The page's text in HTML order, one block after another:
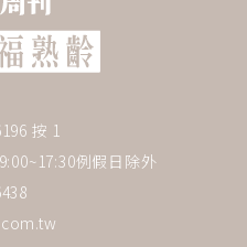
按 1
例假日除外